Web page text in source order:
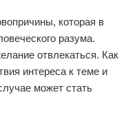
которая в
разума.
отвлекаться. Как
интереса к теме и
может стать